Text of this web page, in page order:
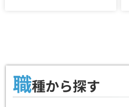
職種から探す